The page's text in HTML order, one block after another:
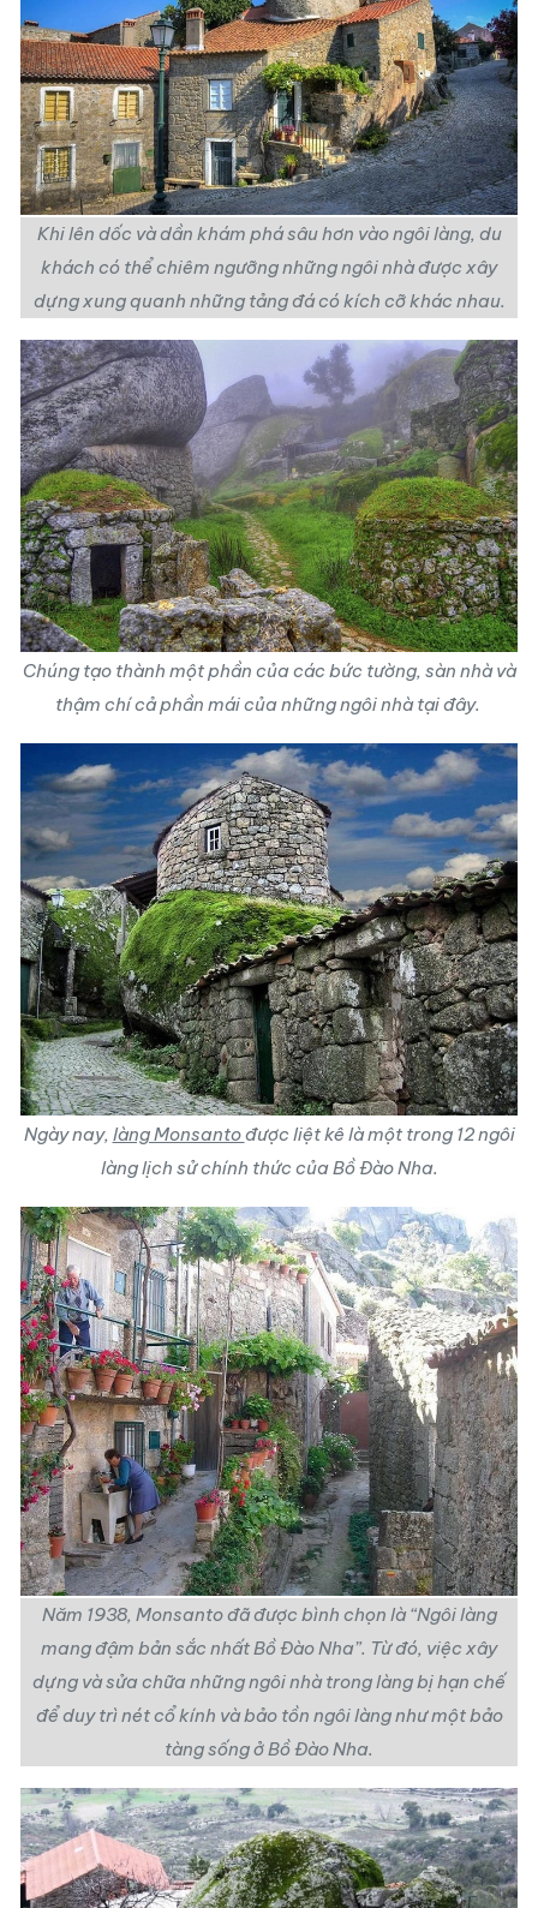
Khi lên dốc và dần khám phá sâu hơn vào ngôi làng, du
khách có thể chiêm ngưỡng những ngôi nhà được xây
dựng xung quanh những tảng đá có kích cỡ khác nhau.
Chúng tạo thành một phần của các bức tường, sàn nhà và
thậm chí cả phần mái của những ngôi nhà tại đây.
Ngày nay, làng Monsantođược liệt kê là một trong 12 ngôi
làng lịch sử chính thức của Bồ Đào Nha.
Năm 1938, Monsanto đã được bình chọn là “Ngôi làng
mang đậm bản sắc nhất Bồ Đào Nha”. Từ đó, việc xây
dựng và sửa chữa những ngôi nhà trong làng bị hạn chế
để duy trì nét cổ kính và bảo tồn ngôi làng như một bảo
tàng sống ở Bồ Đào Nha.